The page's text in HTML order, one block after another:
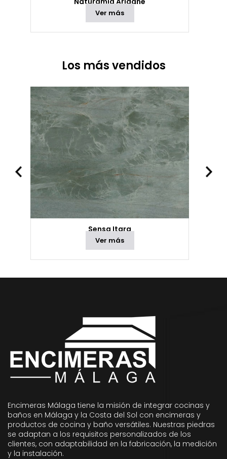
Ver más
Los más vendidos
Sensa Itara
Ver más
Encimeras Málaga tiene la misión de integrar cocinas y
baños en Málaga y la Costa del Sol con encimeras y
productos de cocina y baño versátiles. Nuestras piedras
se adaptan a los requisitos personalizados de los
clientes, con adaptabilidad en la fabricación, la medición
y la instalación.